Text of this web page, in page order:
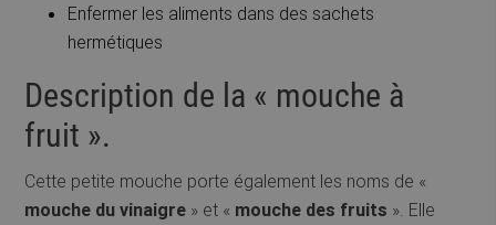
Enfermer les aliments dans des sachets
hermétiques
Description de la « mouche à
fruit ».
Cette petite mouche porte également les noms de «
mouche du vinaigre » et « mouche des fruits ». Elle